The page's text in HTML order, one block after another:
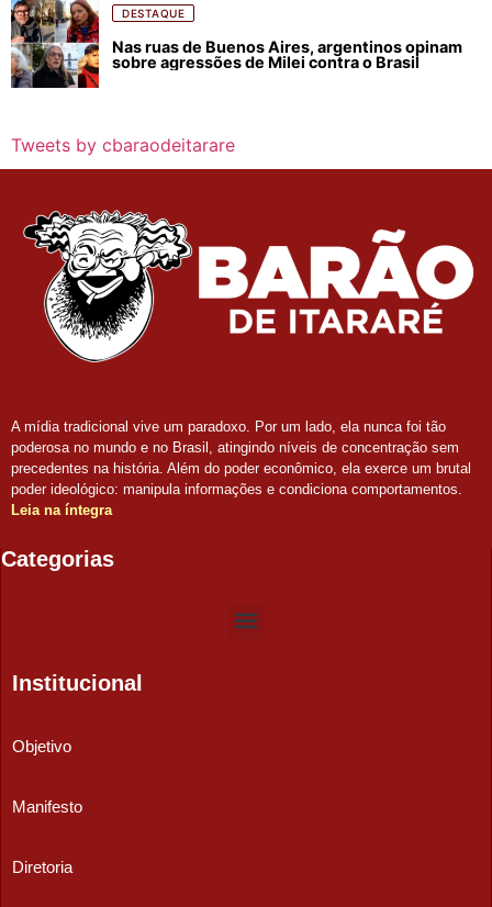
DESTAQUE
Nas ruas de Buenos Aires, argentinos opinam
sobre agressões de Milei contra o Brasil
Tweets by cbaraodeitarare
A mídia tradicional vive um paradoxo. Por um lado, ela nunca foi tão
poderosa no mundo e no Brasil, atingindo níveis de concentração sem
precedentes na história. Além do poder econômico, ela exerce um brutal
poder ideológico: manipula informações e condiciona comportamentos.
Leia na íntegra
Categorias
Institucional
Objetivo
Manifesto
Diretoria